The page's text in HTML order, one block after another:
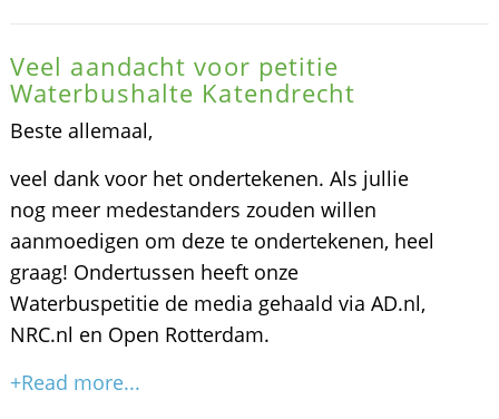
Veel aandacht voor petitie
Waterbushalte Katendrecht
Beste allemaal,
veel dank voor het ondertekenen. Als jullie
nog meer medestanders zouden willen
aanmoedigen om deze te ondertekenen, heel
graag! Ondertussen heeft onze
Waterbuspetitie de media gehaald via AD.nl,
NRC.nl en Open Rotterdam.
+Read more...